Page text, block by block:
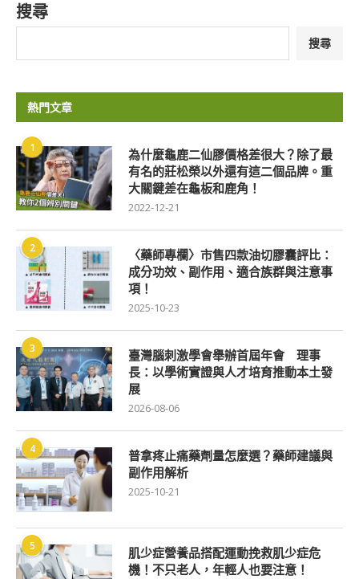
搜尋
搜尋
熱門文章
1
為什麼龜鹿二仙膠價格差很大？除了最
有名的莊松榮以外還有這二個品牌。重
大關鍵差在龜板和鹿角！
2022-12-21
2
〈藥師專欄〉市售四款油切膠囊評比：
成分功效、副作用、適合族群與注意事
項！
2025-10-23
3
臺灣腦刺激學會舉辦首屆年會 理事
長：以學術實證與人才培育推動本土發
展
2026-08-06
4
普拿疼止痛藥劑量怎麼選？藥師建議與
副作用解析
2025-10-21
5
肌少症營養品搭配運動挽救肌少症危
機！不只老人，年輕人也要注意！